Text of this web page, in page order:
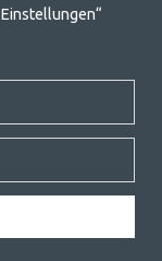
Egal, zu
alles, was Sie an
Camping für alle
Ausrüstungen für
in jeder Preisklasse
und Funktionalität
etwas fehlt oder